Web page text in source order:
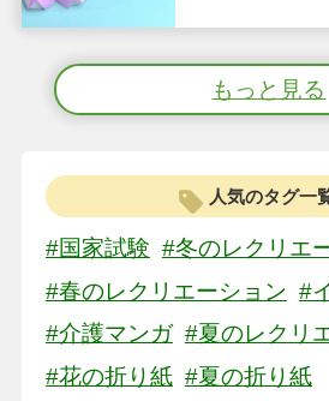
もっと見る
人気のタグ一
#国家試験 #冬のレクリエ
#春のレクリエーション #
#介護マンガ #夏のレクリ
#花の折り紙 #夏の折り紙